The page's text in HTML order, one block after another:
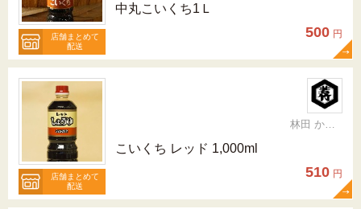
店舗まとめて
配送
中丸こいくち1Ｌ
500 円
店舗まとめて
配送
林田 かおり
こいくち レッド 1,000ml
510 円